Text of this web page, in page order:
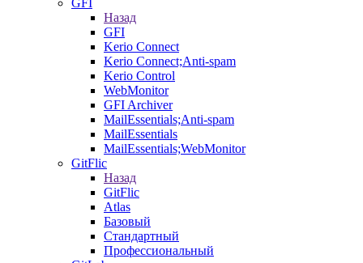
GFI
Назад
GFI
Kerio Connect
Kerio Connect;Anti-spam
Kerio Control
WebMonitor
GFI Archiver
MailEssentials;Anti-spam
MailEssentials
MailEssentials;WebMonitor
GitFlic
Назад
GitFlic
Atlas
Базовый
Стандартный
Профессиональный